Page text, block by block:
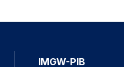
IMGW-PIB